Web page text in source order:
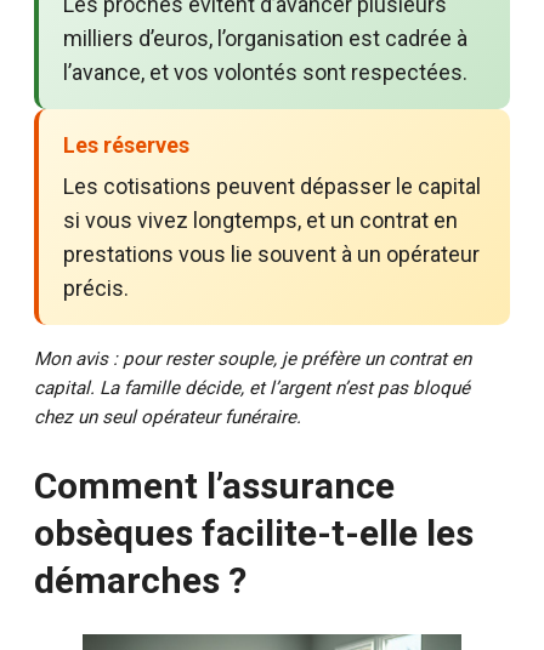
milliers d’euros, l’organisation est cadrée à
l’avance, et vos volontés sont respectées.
Les réserves
Les cotisations peuvent dépasser le capital
si vous vivez longtemps, et un contrat en
prestations vous lie souvent à un opérateur
précis.
Mon avis : pour rester souple, je préfère un contrat en
capital. La famille décide, et l’argent n’est pas bloqué
chez un seul opérateur funéraire.
Comment l’assurance
obsèques facilite-t-elle les
démarches ?